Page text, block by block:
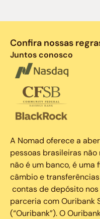
Confira nossas
Juntos conosco
A Nomad oferece a
pessoas brasileiras não
não é um banco, é
câmbio e
contas de depósito
parceria com Ouribank
(“Ouribank”). O